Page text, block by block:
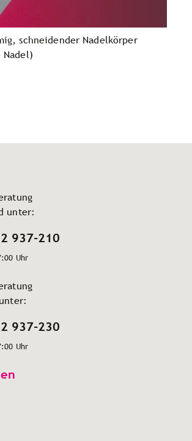
schneidender Nadelkörper
Nadel)
unter:
937-210
Uhr
937-230
Uhr